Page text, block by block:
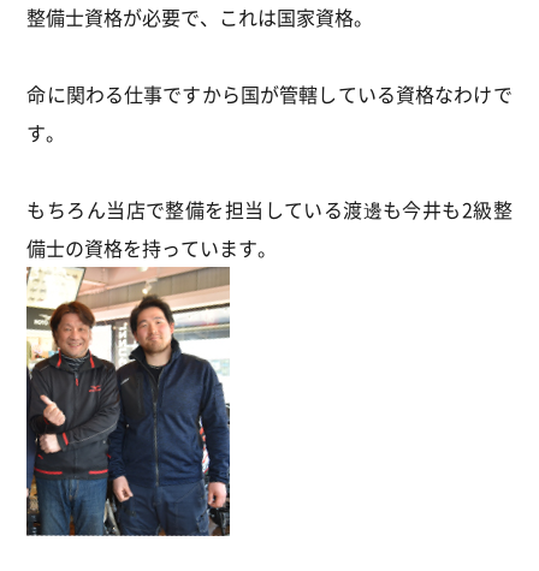
整備士資格が必要で、これは国家資格。
命に関わる仕事ですから国が管轄している資格なわけで
す。
もちろん当店で整備を担当している渡邊も今井も2級整
備士の資格を持っています。